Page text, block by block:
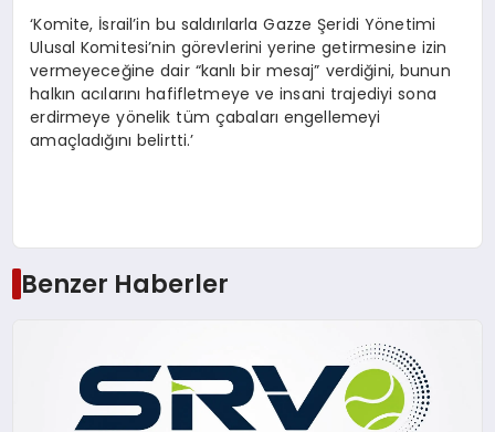
‘Komite, İsrail’in bu saldırılarla Gazze Şeridi Yönetimi
Ulusal Komitesi’nin görevlerini yerine getirmesine izin
vermeyeceğine dair “kanlı bir mesaj” verdiğini, bunun
halkın acılarını hafifletmeye ve insani trajediyi sona
erdirmeye yönelik tüm çabaları engellemeyi
amaçladığını belirtti.’
Benzer Haberler